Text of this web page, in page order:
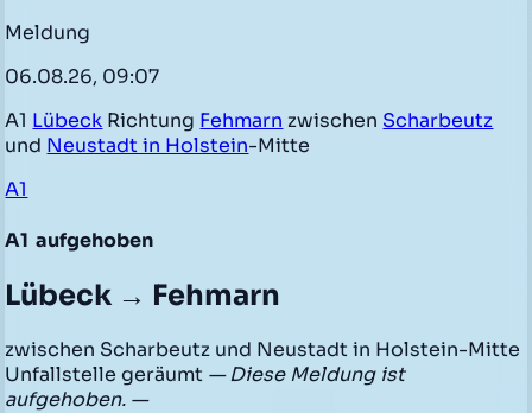
Meldung
06.08.26, 09:07
A1 Lübeck Richtung Fehmarn zwischen Scharbeutz
und Neustadt in Holstein-Mitte
A1
A1 aufgehoben
Lübeck → Fehmarn
zwischen Scharbeutz und Neustadt in Holstein-Mitte
Unfallstelle geräumt — Diese Meldung ist
aufgehoben. —